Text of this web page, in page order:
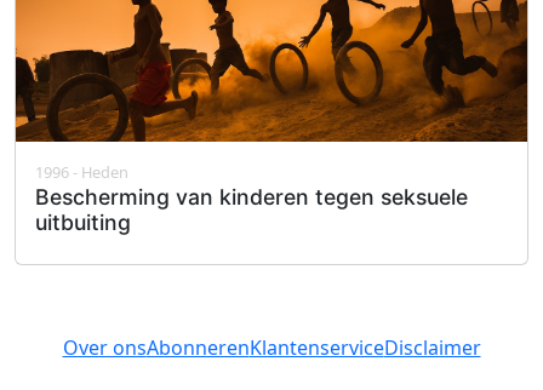
1996 - Heden
Bescherming van kinderen tegen seksuele
uitbuiting
Over onsAbonnerenKlantenserviceDisclaimer